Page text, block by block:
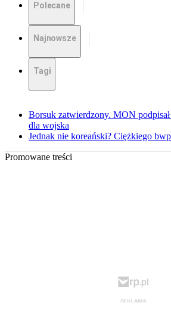
Polecane
Najnowsze
Tagi
Borsuk zatwierdzony. MON
dla wojska
Jednak nie koreański? Ciężkiego
Promowane treści